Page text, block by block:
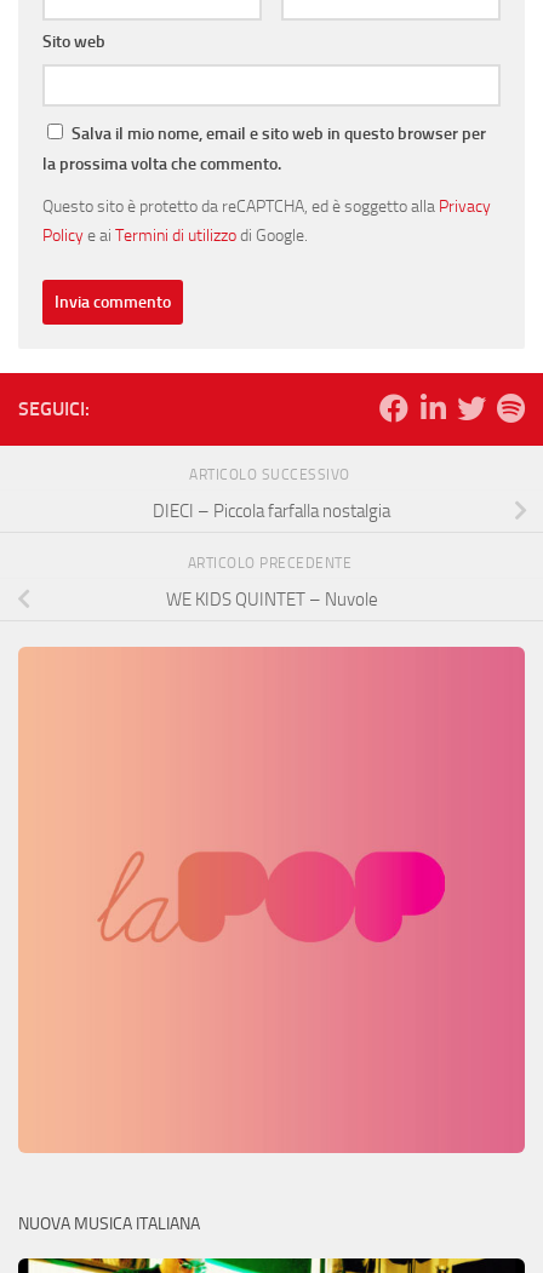
Sito web
Salva il mio nome, email e sito web in questo browser per
la prossima volta che commento.
Questo sito è protetto da reCAPTCHA, ed è soggetto alla Privacy
Policye ai Termini di utilizzodi Google.
SEGUICI:
ARTICOLO SUCCESSIVO
DIECI – Piccola farfalla nostalgia
ARTICOLO PRECEDENTE
WE KIDS QUINTET – Nuvole
NUOVA MUSICA ITALIANA